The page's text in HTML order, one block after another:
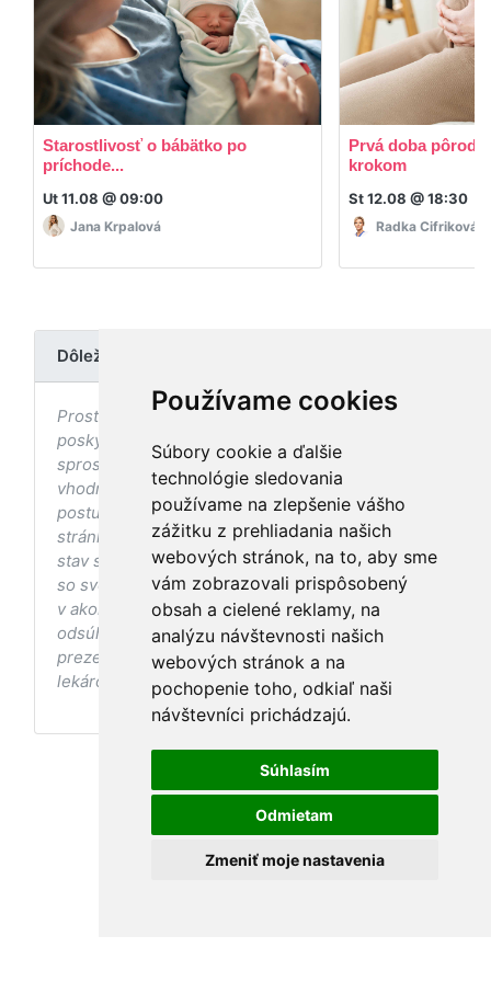
Používame cookies
Súbory cookie a ďalšie
technológie sledovania
používame na zlepšenie vášho
zážitku z prehliadania našich
webových stránok, na to, aby sme
vám zobrazovali prispôsobený
obsah a cielené reklamy, na
analýzu návštevnosti našich
webových stránok a na
pochopenie toho, odkiaľ naši
návštevníci prichádzajú.
Súhlasím
Odmietam
Zmeniť moje nastavenia
Starostlivosť o bábätko po
príchode...
Ut 11.08 @ 09:00
Jana Krpalová
Prvá doba
krokom
St 12.08 @ 18:30
Radka Cifriková
Dôležité upozornenie
Prostredníctvom stránky nedochádza k
poskytovaniu zdravotnej starostlivosti, ani k jej
sprostredkovaniu, ani k jej nahrádzaniu. O
vhodných postupoch v oblasti zdravia, vhodnosti
postupov a odporúčaní prezentovaných na
stránke s ohľadom na Váš zdravotný
stav sa pred ich aplikáciou vždy vopred poraďte
so svojím ošetrujúcim lekárom, a to najmä ak ste
v akomkoľvek štádiu tehotenstva. Bez
odsúhlasenia postupov a odporúčaní
prezentovaných na stránke Vaším ošetrujúcim
lekárom tieto postupy a odporúčania neaplikujte.